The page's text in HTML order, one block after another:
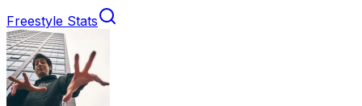
Freestyle Stats